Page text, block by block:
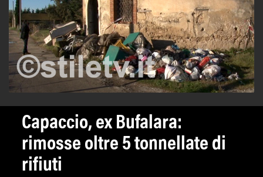
Capaccio, ex Bufalara:
rimosse oltre 5 tonnellate di
rifiuti